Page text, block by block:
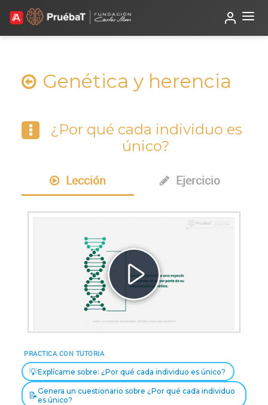
Genética y herencia
¿Por qué cada individuo es
único?
Lección Ejercicio
Reproducir
PRACTICA CON TUTORIA
💡Explícame sobre: ¿Por qué cada individuo es único?
📝Genera un cuestionario sobre ¿Por qué cada individuo
es único?
TutorIABeta